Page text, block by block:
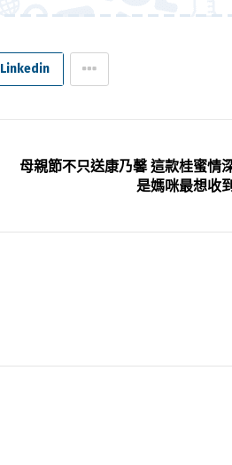
Linkedin
母親節不只送康乃馨 這款桂蜜情
是媽咪最想收